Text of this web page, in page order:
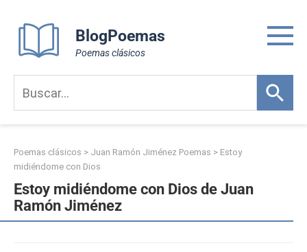
content
BlogPoemas
Poemas clásicos
Poemas clásicos > Juan Ramón Jiménez Poemas > Estoy
midiéndome con Dios
Estoy midiéndome con Dios de Juan
Ramón Jiménez